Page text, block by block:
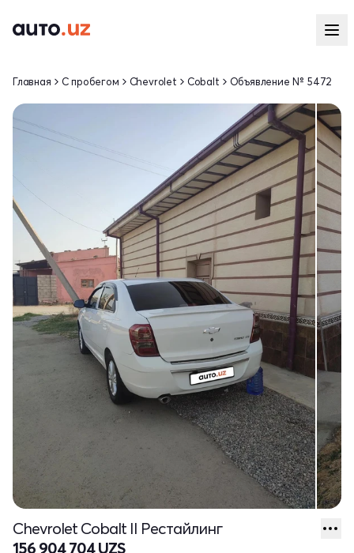
Главная С пробегом Chevrolet Cobalt Объявление № 5472
Chevrolet Cobalt II Рестайлинг
156 904 704 UZS